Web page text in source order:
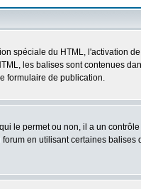
spéciale du HTML, l'activation
les balises sont contenues
formulaire de publication.
le permet ou non, il a un
en utilisant certaines